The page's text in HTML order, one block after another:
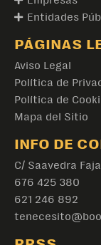
Entidades
PÁGINAS
Aviso Legal
Política de
Política de
Mapa del Sitio
INFO DE
C/ Saavedra
676 425 380
621 246 892